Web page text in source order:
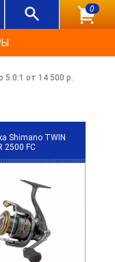
0
5.0:1 от 14 500 р.
Shimano TWIN
2500 FC